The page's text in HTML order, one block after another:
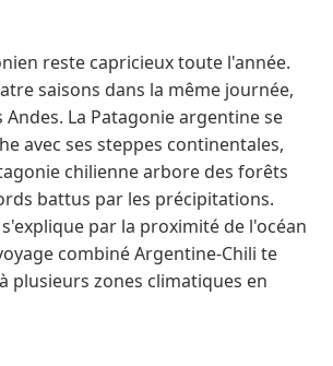
reste capricieux toute l'année.
saisons dans la même journée,
La Patagonie argentine se
avec ses steppes continentales,
chilienne arbore des forêts
battus par les précipitations.
par la proximité de l'océan
combiné Argentine-Chili te
plusieurs zones climatiques en